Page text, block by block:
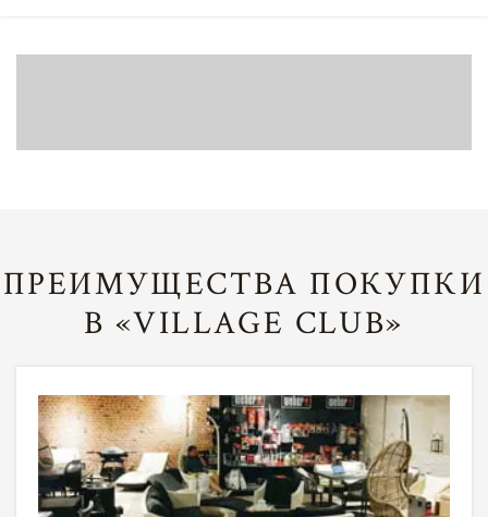
ПРЕИМУЩЕСТВА ПОКУПКИ
В «VILLAGE CLUB»